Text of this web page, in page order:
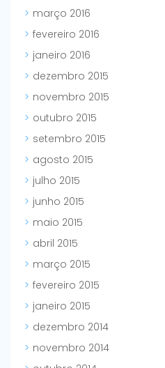
março 2016
fevereiro 2016
janeiro 2016
dezembro 2015
novembro 2015
outubro 2015
setembro 2015
agosto 2015
julho 2015
junho 2015
maio 2015
abril 2015
março 2015
fevereiro 2015
janeiro 2015
dezembro 2014
novembro 2014